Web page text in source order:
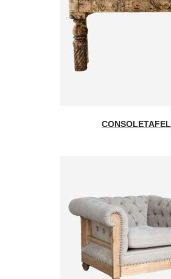
CONSOLETAFEL